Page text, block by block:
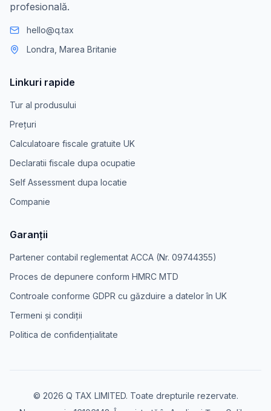
profesională.
hello@q.tax
Londra, Marea Britanie
Linkuri rapide
Tur al produsului
Prețuri
Calculatoare fiscale gratuite UK
Declaratii fiscale dupa ocupatie
Self Assessment dupa locatie
Companie
Garanții
Partener contabil reglementat ACCA (Nr. 09744355)
Proces de depunere conform HMRC MTD
Controale conforme GDPR cu găzduire a datelor în UK
Termeni și condiții
Politica de confidențialitate
© 2026 Q TAX LIMITED. Toate drepturile rezervate.